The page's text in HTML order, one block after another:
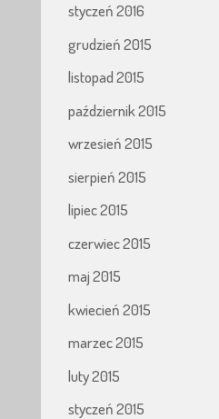
styczeń 2016
grudzień 2015
listopad 2015
październik 2015
wrzesień 2015
sierpień 2015
lipiec 2015
czerwiec 2015
maj 2015
kwiecień 2015
marzec 2015
luty 2015
styczeń 2015